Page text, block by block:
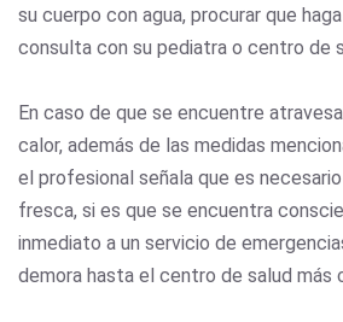
su cuerpo con agua, procurar que
consulta con su pediatra o centro de
En caso de que se encuentre
calor, además de las medidas
el profesional señala que es
fresca, si es que se encuentra
inmediato a un servicio de
demora hasta el centro de salud más